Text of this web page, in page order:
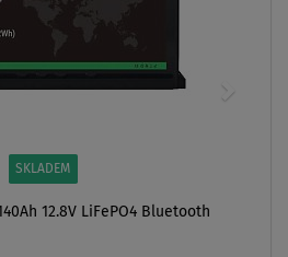
SKLADEM
12.8V LiFePO4 Bluetooth